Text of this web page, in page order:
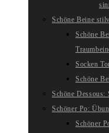
Schöne Beine
Schöne
Socken
Schöne
Schöne
Schöner Po:
Schöner